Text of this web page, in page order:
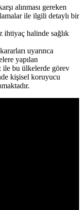
alınması gereken
ile ilgili detaylı bir
ihtiyaç halinde sağlık
uyarınca
yapılan
ile bu ülkelerde görev
kişisel koruyucu